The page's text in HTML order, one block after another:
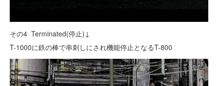
その4 Terminated(停止)↓
T-1000に鉄の棒で串刺しにされ機能停止となるT-800